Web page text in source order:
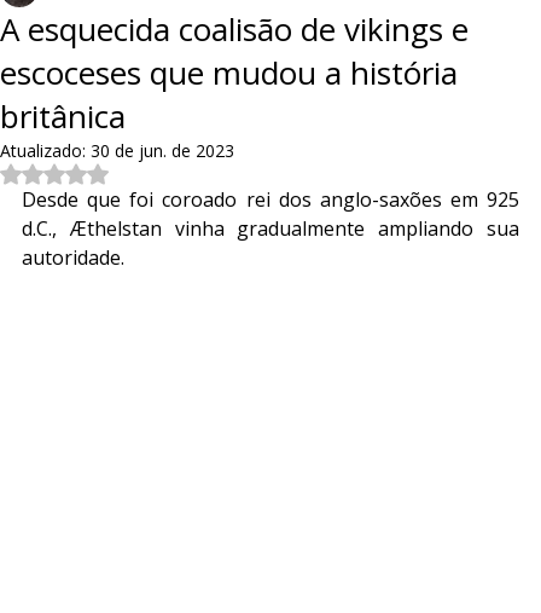
A esquecida coalisão de vikings e
escoceses que mudou a história
britânica
Atualizado: 30 de jun. de 2023
Avaliado com NaN de 5 estrelas.
Desde que foi coroado rei dos anglo-saxões em 925
d.C., Æthelstan vinha gradualmente ampliando sua
autoridade.